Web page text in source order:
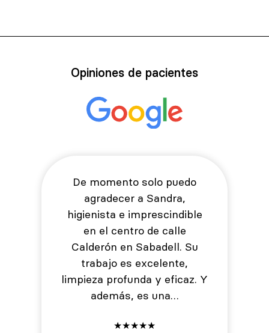
Opiniones de pacientes
De momento solo puedo
agradecer a Sandra,
higienista e imprescindible
en el centro de calle
Calderón en Sabadell. Su
trabajo es excelente,
limpieza profunda y eficaz. Y
además, es una…
★★★★★